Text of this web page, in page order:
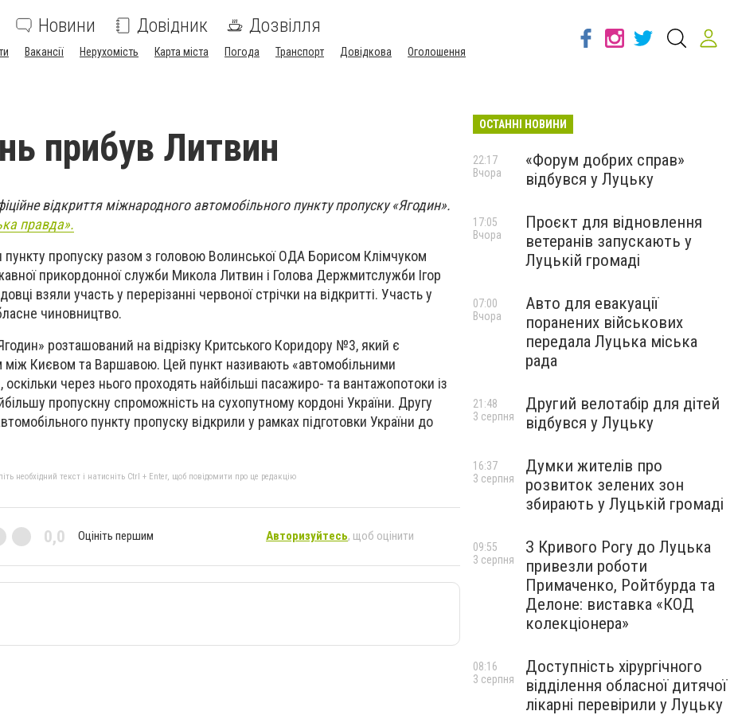
Новини Довідник Дозвілля
Вакансії Нерухомість Карта міста Погода Транспорт Довідкова Оголошення
прибув Литвин
відкриття міжнародного автомобільного пункту пропуску «Ягодин».
правда».
пункту пропуску разом з головою Волинської ОДА Борисом Клімчуком
прикордонної служби Микола Литвин і Голова Держмитслужби Ігор
взяли участь у перерізанні червоної стрічки на відкритті. Участь у
чиновництво.
розташований на відрізку Критського Коридору №3, який є
Києвом та Варшавою. Цей пункт називають «автомобільними
через нього проходять найбільші пасажиро- та вантажопотоки із
пропускну спроможність на сухопутному кордоні України. Другу
пункту пропуску відкрили у рамках підготовки України до
необхідний текст і натисніть Ctrl + Enter, щоб повідомити про це редакцію
0,0 Оцініть першим Авторизуйтесь, щоб оцінити
ОСТАННІ НОВИНИ
«Форум добрих справ»
відбувся у Луцьку
22:17
Вчора
Проєкт для відновлення
ветеранів запускають у
Луцькій громаді
17:05
Вчора
Авто для евакуації
поранених військових
передала Луцька міська
рада
07:00
Вчора
Другий велотабір для дітей
відбувся у Луцьку
21:48
3 серпня
Думки жителів про
розвиток зелених зон
збирають у Луцькій громаді
16:37
3 серпня
З Кривого Рогу до Луцька
привезли роботи
Примаченко, Ройтбурда та
Делоне: виставка «КОД
колекціонера»
09:55
3 серпня
Доступність хірургічного
відділення обласної дитячої
лікарні перевірили у Луцьку
08:16
3 серпня